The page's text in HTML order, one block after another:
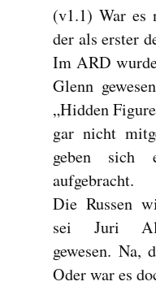
(v1.1) War es
der als erster
Im ARD
Glenn
„Hidden
gar nicht
geben sich
aufgebracht.
Die Russen
sei Juri
gewesen. Na,
Oder war es